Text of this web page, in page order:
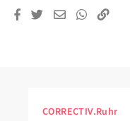
CORRECTIV.Ruhr